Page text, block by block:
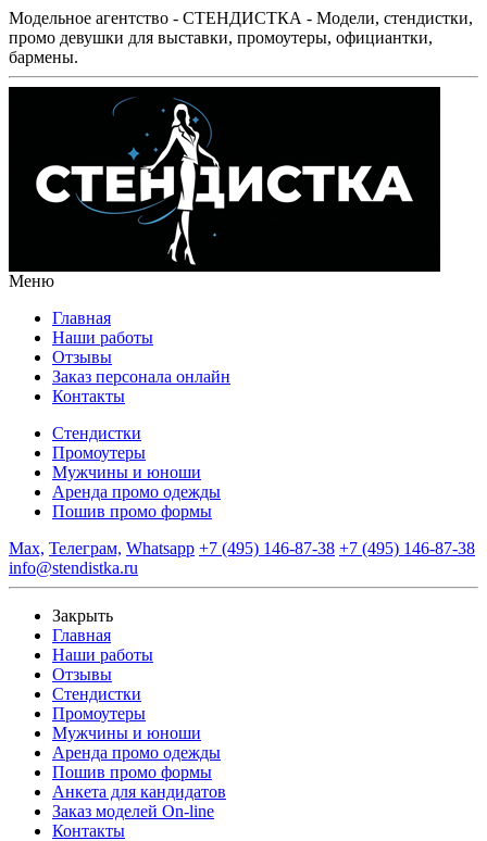
Модельное агентство - СТЕНДИСТКА - Модели, стендистки,
промо девушки для выставки, промоутеры, официантки,
бармены.
Меню
Главная
Наши работы
Отзывы
Заказ персонала онлайн
Контакты
Стендистки
Промоутеры
Мужчины и юноши
Аренда промо одежды
Пошив промо формы
Max, Телеграм, Whatsapp +7 (495) 146-87-38 +7 (495) 146-87-38
info@stendistka.ru
Закрыть
Главная
Наши работы
Отзывы
Стендистки
Промоутеры
Мужчины и юноши
Аренда промо одежды
Пошив промо формы
Анкета для кандидатов
Заказ моделей On-line
Контакты